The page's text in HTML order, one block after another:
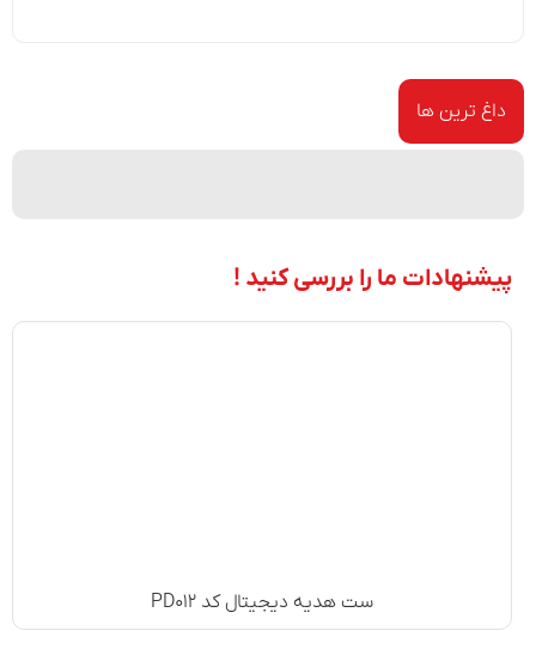
داغ ترین ها
پیشنهادات ما را بررسی کنید !
ست هدیه دیجیتال کد PD۰۱۲